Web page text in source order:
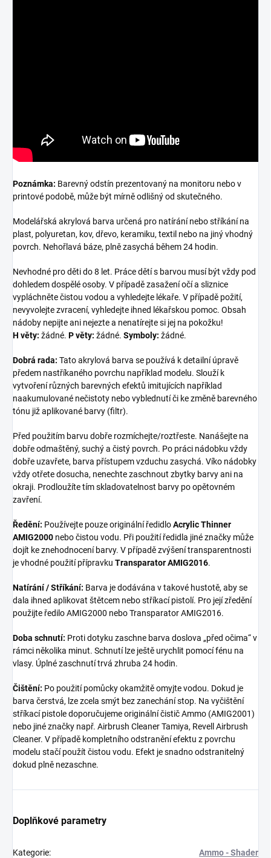
Poznámka: Barevný odstín prezentovaný na monitoru nebo v
printové podobě, může být mírně odlišný od skutečného.
Modelářská akrylová barva určená pro natírání nebo stříkání na
plast, polyuretan, kov, dřevo, keramiku, textil nebo na jiný vhodný
povrch. Nehořlavá báze, plně zasychá během 24 hodin.
Nevhodné pro děti do 8 let. Práce dětí s barvou musí být vždy pod
dohledem dospělé osoby. V případě zasažení očí a sliznice
vypláchněte čistou vodou a vyhledejte lékaře. V případě požití,
nevyvolejte zvracení, vyhledejte ihned lékařskou pomoc. Obsah
nádoby nepijte ani nejezte a nenatírejte si jej na pokožku!
H věty: žádné. P věty: žádné. Symboly: žádné.
Dobrá rada: Tato akrylová barva se používá k detailní úpravě
předem nastříkaného povrchu například modelu. Slouží k
vytvoření různých barevných efektů imitujících například
naakumulované nečistoty nebo vyblednutí či ke změně barevného
tónu již aplikované barvy (filtr).
Před použitím barvu dobře rozmíchejte/roztřeste. Nanášejte na
dobře odmaštěný, suchý a čistý povrch. Po práci nádobku vždy
dobře uzavřete, barva přístupem vzduchu zasychá. Víko nádobky
vždy otřete dosucha, nenechte zaschnout zbytky barvy ani na
okraji. Prodloužíte tím skladovatelnost barvy po opětovném
zavření.
Ředění: Používejte pouze originální ředidloAcrylic Thinner
AMIG2000 nebo čistou vodu. Při použití ředidla jiné značky může
dojít ke znehodnocení barvy. V případě zvýšení transparentnosti
je vhodné použití přípravku Transparator AMIG2016.
Natírání / Stříkání: Barva je dodávána v takové hustotě, aby se
dala ihned aplikovat štětcem nebo stříkací pistolí. Pro její zředění
použijte ředilo AMIG2000 nebo Transparator AMIG2016.
Doba schnutí: Proti dotyku zaschne barva doslova „před očima“ v
rámci několika minut. Schnutí lze ještě urychlit pomocí fénu na
vlasy. Úplné zaschnutí trvá zhruba 24 hodin.
Čištění: Po použití pomůcky okamžitě omyjte vodou. Dokud je
barva čerstvá, lze zcela smýt bez zanechání stop. Na vyčištění
stříkací pistole doporučujeme originální čistič Ammo (AMIG2001)
nebo jiné značky např. Airbrush Cleaner Tamiya, Revell Airbrush
Cleaner. V případě kompletního odstranění efektu z povrchu
modelu stačí použít čistou vodu. Efekt je snadno odstranitelný
dokud plně nezaschne.
Doplňkové parametry
Kategorie: Ammo - Shader